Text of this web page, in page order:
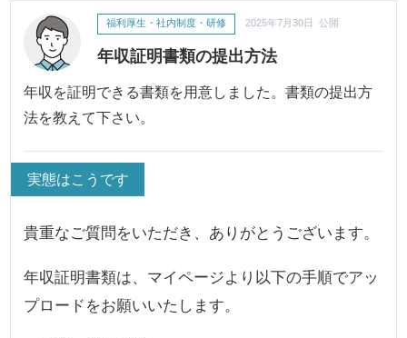
年収証明書類の提出方法
福利厚生・社内制度・研修 2025年7月30日 公開
年収を証明できる書類を用意しました。書類の提出方
法を教えて下さい。
実態はこうです
貴重なご質問をいただき、ありがとうございます。
年収証明書類は、マイページより以下の手順でアッ
プロードをお願いいたします。